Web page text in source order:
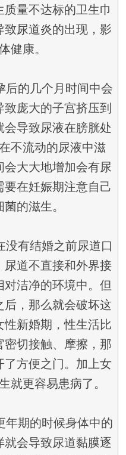
量不达标的卫生巾
致尿道炎的出现，影
健康。
的几个月时间中会
庞大的子宫挤压到
导致尿液在膀胱处
不流动的尿液中滋
大大地增加会有尿
在妊娠期注意自己
的滋生。
有结婚之前尿道口
尿道不直接和外界接
洁净的环境中。但
后，那么就会破坏这
新婚期，性生活比
切接触、摩擦，那
了方便之门。加上女
就更容易患病了。
期的时候身体中的
会导致尿道黏膜逐